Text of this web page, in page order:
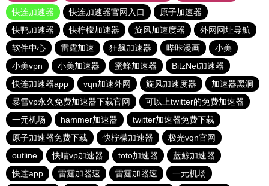
快连加速器
快连加速器官网入口
原子加速器
快鸭加速器
快柠檬加速器 旋风加速度器
外网网址导航
软件中心
雷霆加速 狂飙加速器 哔咔漫画
小美
小美vpn
小美加速器 蜜蜂加速器
BitzNet加速器
快连加速器app
vqn加速外网 旋风加速度器
加速器黑洞
暴雪vp永久免费加速器下载官网
可以上twitter的免费加速器
一元机场
hammer加速器
twitter加速器免费下载
原子加速器免费下载
快柠檬加速器
极光vqn官网
outline
快喵vp加速器 toto加速器
蓝鲸加速器
快连app
雷霆加器速 雷霆加器速
一元机场